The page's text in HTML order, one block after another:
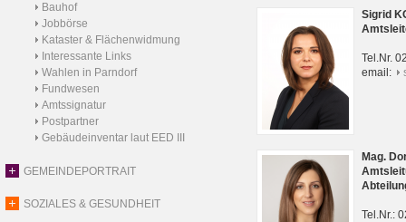
Bauhof
Jobbörse
Kataster & Flächenwidmung
Interessante Links
Wahlen in Parndorf
Fundwesen
Amtssignatur
Postpartner
Gebäudeinventar laut EED III
GEMEINDEPORTRAIT
SOZIALES & GESUNDHEIT
Sigrid
Tel.Nr.
email:
Mag.
Tel.Nr.: